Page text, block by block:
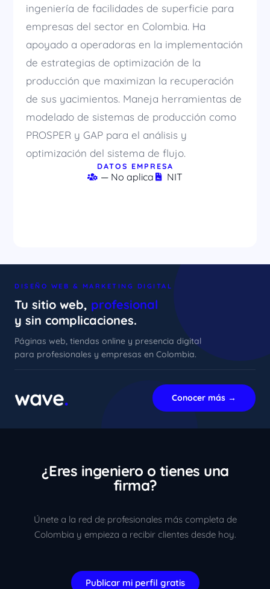
ingeniería de facilidades de superficie para
empresas del sector en Colombia. Ha
apoyado a operadoras en la implementación
de estrategias de optimización de la
producción que maximizan la recuperación
de sus yacimientos. Maneja herramientas de
modelado de sistemas de producción como
PROSPER y GAP para el análisis y
optimización del sistema de flujo.
DATOS EMPRESA
— No aplica NIT
DISEÑO WEB & MARKETING DIGITAL
Tu sitio web, profesional
y sin complicaciones.
Páginas web, tiendas online y presencia digital
para profesionales y empresas en Colombia.
wave. Conocer más →
¿Eres ingeniero o tienes una
firma?
Únete a la red de profesionales más completa de
Colombia y empieza a recibir clientes desde hoy.
Publicar mi perfil gratis
xImenA